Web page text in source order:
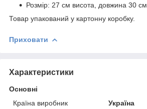
Розмір: 27 см висота, довжина 30 см.
Товар упакований у картонну коробку.
Приховати
Характеристики
Основні
Країна виробник
Україна